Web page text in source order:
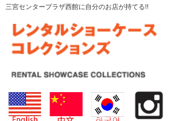
三宮センタープラザ西館に自分のお店が持てる!!